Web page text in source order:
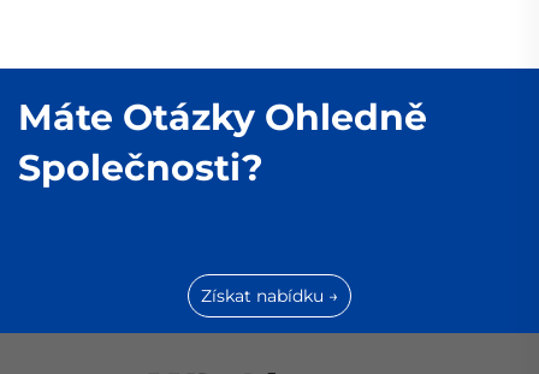
Máte Otázky Ohledně
Společnosti?
Získat nabídku →